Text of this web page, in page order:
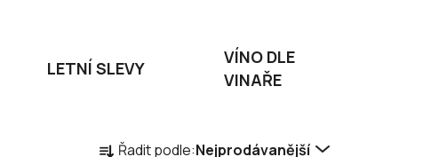
LETNÍ SLEVY
VÍNO DLE
VINAŘE
Řadit podle:Nejprodávanější